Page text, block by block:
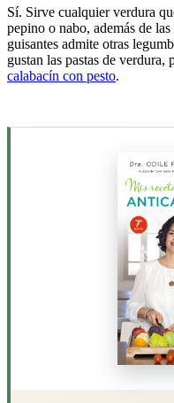
Sí. Sirve cualquier verdura
pepino o nabo, además de
guisantes admite otras
gustan las pastas de verdura,
calabacín con pesto.